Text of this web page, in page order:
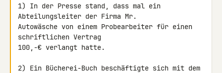
1) In der Presse stand, dass mal ein
Abteilungsleiter der Firma Mr.
Autowäsche von einem Probearbeiter für einen
schriftlichen Vertrag
100,-€ verlangt hatte.
2) Ein Bücherei-Buch beschäftigte sich mit dem